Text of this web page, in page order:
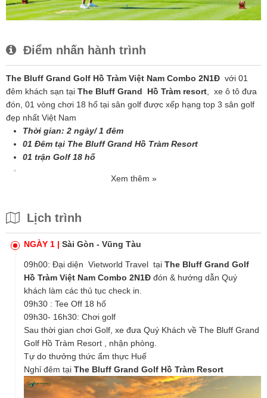
Điểm nhấn hành trình
The Bluff Grand Golf Hồ Tràm Việt Nam Combo 2N1Đ với 01
đêm khách sạn tại The Bluff Grand Hồ Tràm resort , xe ô tô đưa
đón, 01 vòng chơi 18 hố tại sân golf được xếp hạng top 3 sân golf
đẹp nhất Việt Nam
Thời gian: 2 ngày/1 đêm
01 Đêm tại The Bluff Grand Hồ Tràm Resort
01 trận Golf 18 hố
Xem thêm »
Lịch trình
NGÀY 1 | Sài Gòn - Vũng Tàu
09h00: Đại diện Vietworld Travel tại The Bluff Grand Golf
Hồ Tràm Việt Nam Combo 2N1Đ đón & hướng dẫn Quý
khách làm các thủ tục check in.
09h30 : Tee Off 18 hố
09h30- 16h30: Chơi golf
Sau thời gian chơi Golf, xe đưa Quý Khách về The Bluff Grand
Golf Hồ Tràm Resort , nhận phòng.
Tự do thưởng thức ẩm thực Huế
Nghỉ đêm tại The Bluff Grand Golf Hồ Tràm Resort